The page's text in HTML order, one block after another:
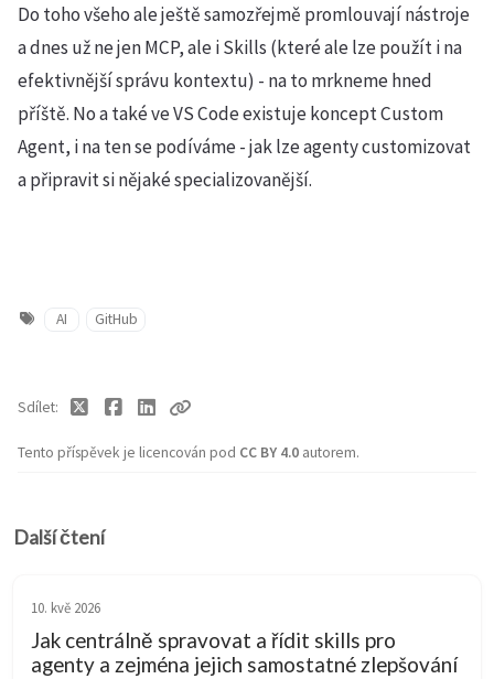
Do toho všeho ale ještě samozřejmě promlouvají nástroje
a dnes už ne jen MCP, ale i Skills (které ale lze použít i na
efektivnější správu kontextu) - na to mrkneme hned
příště. No a také ve VS Code existuje koncept Custom
Agent, i na ten se podíváme - jak lze agenty customizovat
a připravit si nějaké specializovanější.
AI GitHub
Tento příspěvek je licencován pod CC BY 4.0 autorem.
Sdílet
Další čtení
10. kvě 2026
Jak centrálně spravovat a řídit skills pro
agenty a zejména jejich samostatné zlepšování